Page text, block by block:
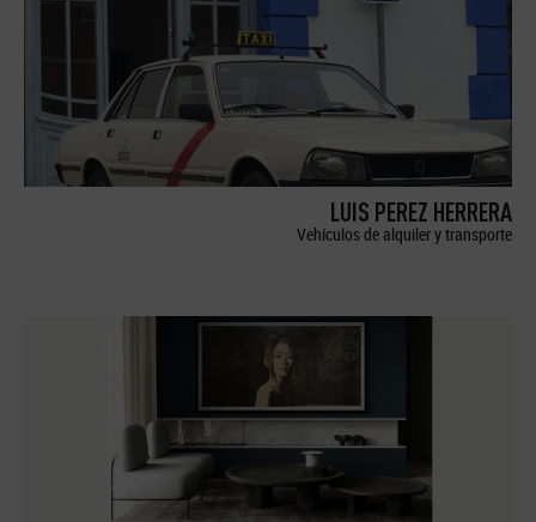
LUIS PEREZ HERRERA
Vehículos de alquiler y transporte